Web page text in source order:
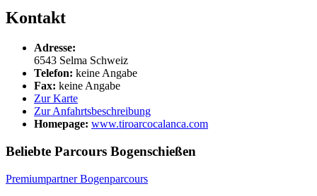
Kontakt
Adresse:
6543 Selma Schweiz
Telefon: keine Angabe
Fax: keine Angabe
Zur Karte
Zur Anfahrtsbeschreibung
Homepage: www.tiroarcocalanca.com
Beliebte Parcours Bogenschießen
Premiumpartner Bogenparcours